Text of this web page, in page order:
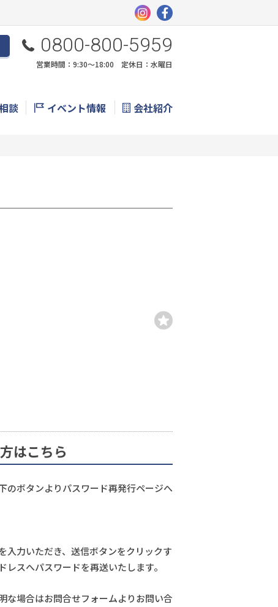
0800-800-5959
営業時間：9:30〜18:00 定休日：水曜日
談 イベント情報 会社紹介
はこちら
のボタンよりパスワード再発行ページへ
入力いただき、送信ボタンをクリックす
スへパスワードを再送いたします。
な場合はお問合せフォームよりお問い合